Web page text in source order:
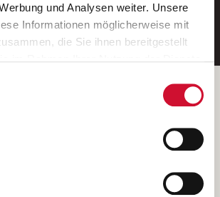
und Analysen weiter. Unsere
Informationen möglicherweise mit
die Sie ihnen bereitgestellt
zulassen“ klicken, so stimmen
sämtlicher Cookies zu. Sie können
selbstverständlich jederzeit widerrufen,
Einstellungen aufrufen und diese
E-Mail-Adresse eintragen
des AWO Bezirksverbandes Unterfranken